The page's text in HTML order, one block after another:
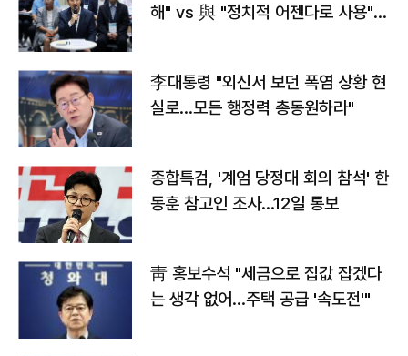
해" vs 與 "정치적 어젠다로 사용"
李대통령 "외신서 보던 폭염 상황 현
실로…모든 행정력 총동원하라"
종합특검, '계엄 당정대 회의 참석' 한
동훈 참고인 조사...12일 통보
靑 홍보수석 "세금으로 집값 잡겠다
는 생각 없어…주택 공급 '속도전'"